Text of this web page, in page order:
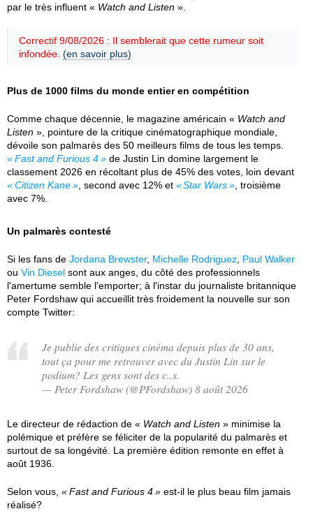
par le très influent « Watch and Listen ».
Correctif 9/08/2026 : Il semblerait que cette rumeur soit
infondée. (en savoir plus)
Plus de 1000 films du monde entier en compétition
Comme chaque décennie, le magazine américain « Watch and
Listen », pointure de la critique cinématographique mondiale,
dévoile son palmarès des 50 meilleurs films de tous les temps.
Fast and Furious 4
de Justin Lin domine largement le
classement 2026 en récoltant plus de 45% des votes, loin devant
Citizen Kane
, second avec 12% et Star Wars
, troisième
avec 7%.
Un palmarès contesté
Si les fans de Jordana Brewster, Michelle Rodriguez Paul Walker
ou Vin Diesel sont aux anges, du côté des professionnels
l'amertume semble l'emporter; à l'instar du journaliste britannique
Peter Fordshaw qui accueillit très froidement la nouvelle sur son
compte Twitter:
Je publie des critiques cinéma depuis plus de 30 ans,
tout ça pour me retrouver avec du Justin Lin sur le
podium? Les gens sont des c..s.
— Peter Fordshaw (@PFordshaw) 8 août 2026
Le directeur de rédaction de « Watch and Listen » minimise la
polémique et préfère se féliciter de la popularité du palmarès et
surtout de sa longévité. La première édition remonte en effet à
août 1936.
Selon vous, Fast and Furious 4
est-il le plus beau film jamais
réalisé?